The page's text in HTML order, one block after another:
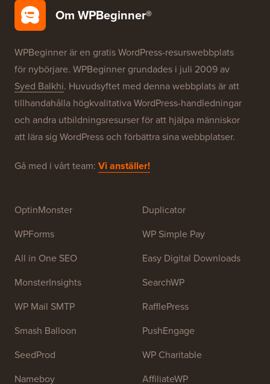
Gratis blogginstallation
Våra varumärken
Om WPBeginner®
för nybörjare. WPBeginner grundades i juli 2009 av
och andra utbildningsresurser för att hjälpa människor
att lära sig WordPress och förbättra sina webbplatser.
Gå med i vårt team: Vi anställer!
OptinMonster
WPForms
All in One SEO
Duplicator
WP Simple Pay
Easy Digital Downloads